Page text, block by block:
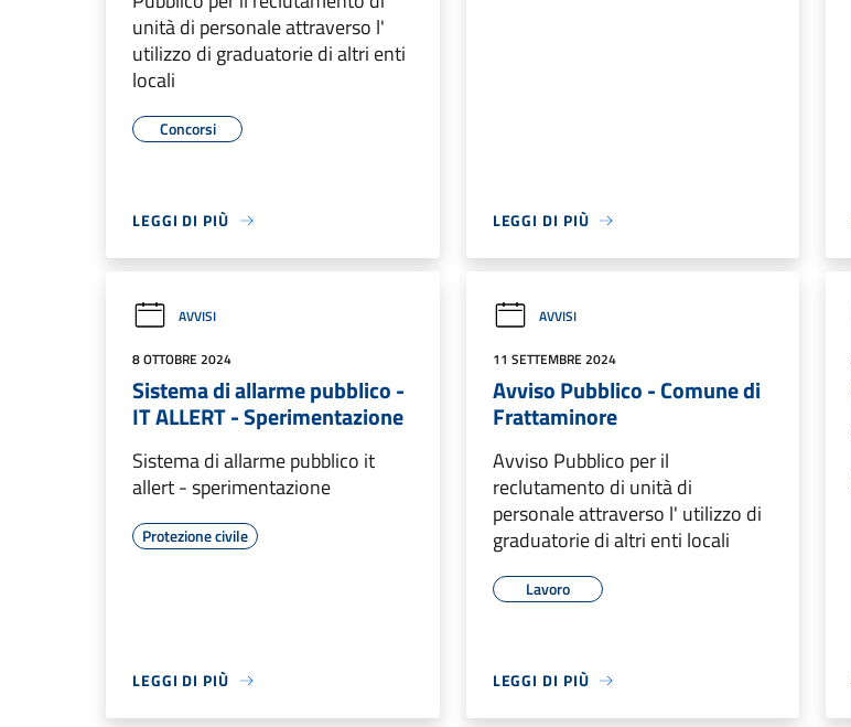
unità di personale attraverso l'
utilizzo di graduatorie di altri enti
locali
Concorsi
LEGGI DI PIÙ LEGGI DI PIÙ
AVVISI
8 OTTOBRE 2024
Sistema di allarme pubblico -
IT ALLERT - Sperimentazione
Sistema di allarme pubblico it
allert - sperimentazione
Protezione civile
LEGGI DI PIÙ
AVVISI
11 SETTEMBRE 2024
Avviso Pubblico - Comune di
Frattaminore
Avviso Pubblico per il
reclutamento di unità di
personale attraverso l' utilizzo di
graduatorie di altri enti locali
Lavoro
LEGGI DI PIÙ